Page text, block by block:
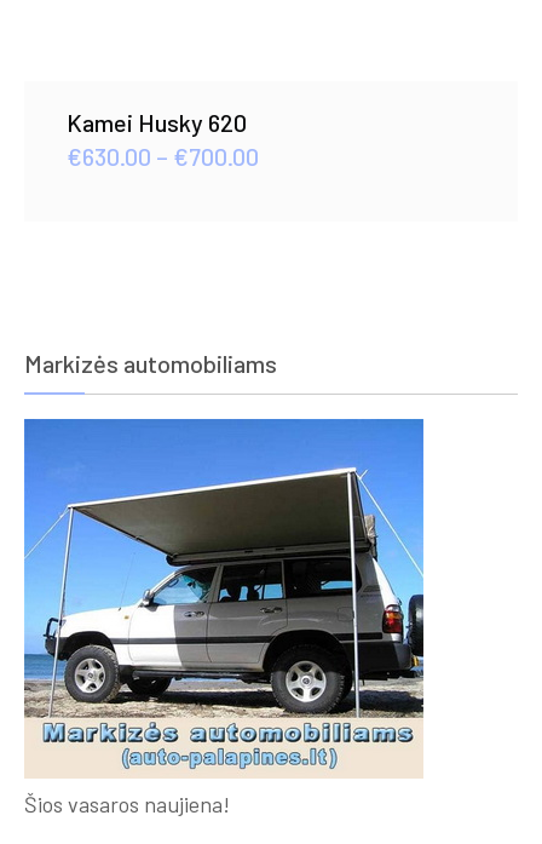
Kamei Husky 620
€630.00 – €700.00
Markizės automobiliams
Šios vasaros naujiena!